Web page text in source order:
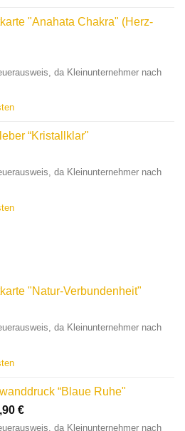
"Anahata Chakra" (Herz-
da Kleinunternehmer nach
“Kristallklar"
da Kleinunternehmer nach
"Natur-Verbundenheit"
da Kleinunternehmer nach
“Blaue Ruhe"
€
da Kleinunternehmer nach